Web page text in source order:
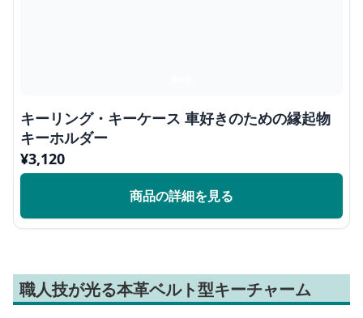
キーリング・キーケース 車好きのための縁起物
キーホルダー
¥3,120
商品の詳細を見る
職人技が光る本革ベルト型キーチャーム